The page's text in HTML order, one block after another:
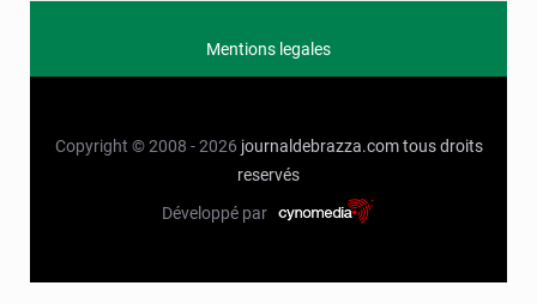
Mentions legales
Copyright © 2008 - 2026 journaldebrazza.com tous droits
reservés
Développé par